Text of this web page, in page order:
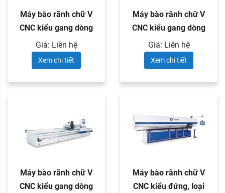
Máy bào rãnh chữ V
CNC kiểu gang dòng
WR series
Giá: Liên hệ
Xem chi tiết
Máy bào rãnh chữ V
CNC kiểu gang dòng
WB series
Giá: Liên hệ
Xem chi tiết
Máy bào rãnh chữ V
CNC kiểu gang dòng
Máy bào rãnh chữ V
CNC kiểu đứng, loại